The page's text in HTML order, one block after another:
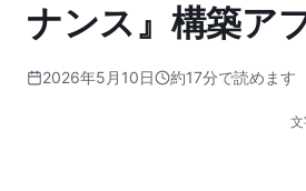
ナンス』構築ア
2026年5月10日 約17分で読めます